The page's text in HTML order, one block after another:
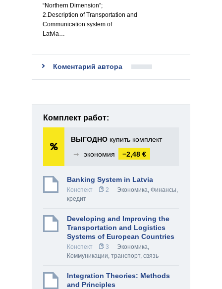
“Northern Dimension”;
2.Description of Transportation and
Communication system of
Latvia…
Коментарий автора
Комплект работ:
ВЫГОДНО купить комплект
➞
экономия −2,48 €
Banking System in Latvia
Конспект 2 Экономика, Финансы,
кредит
Developing and Improving the
Transportation and Logistics
Systems of European Countries
Конспект 3 Экономика,
Коммуникации, транспорт, связь
Integration Theories: Methods
and Principles